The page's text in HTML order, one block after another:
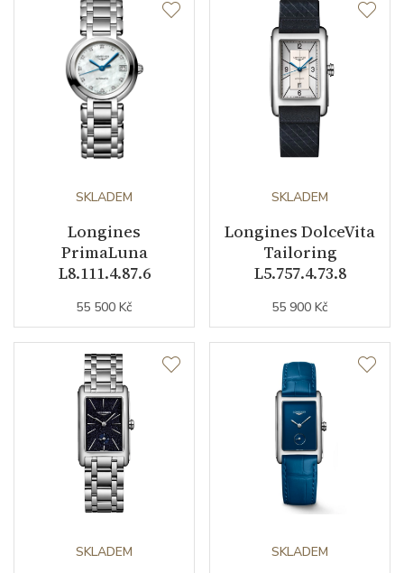
Indexy číselníku
Řemínek / Spona
Materiál řemínku nerezová ocel
Barva řemínku ocelový tah
Šířka řemínku (nožky/spona) 20/0
Váha (g) 88.70
Záruční doba
nepodnikatelé (měsíců)
Modelová řada La Grande Classique
SKLADEM
Longines
PrimaLuna
L8.111.4.87.6
55 500 Kč
SKLADEM
Longines DolceVita
Tailoring
L5.757.4.73.8
55 900 Kč
SKLADEM SKLADEM